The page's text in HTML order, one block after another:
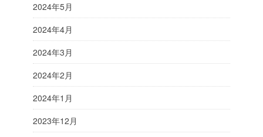
2024年5月
2024年4月
2024年3月
2024年2月
2024年1月
2023年12月